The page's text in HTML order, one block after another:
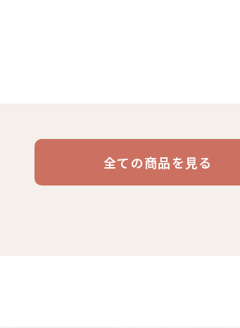
コーヒー豆・粉 コーヒー生豆
エチオピア コスタリカ
全ての商品を見る